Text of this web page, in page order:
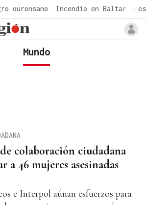
ourensano Incendio en Baltar
Mundo
colaboración ciudadana
a 46 mujeres asesinadas
e Interpol aúnan esfuerzos para